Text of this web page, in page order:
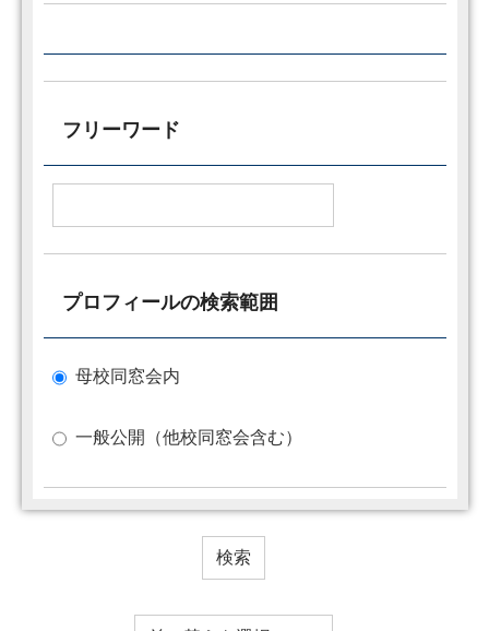
フリーワード
プロフィールの検索範囲
母校同窓会内
一般公開（他校同窓会含む）